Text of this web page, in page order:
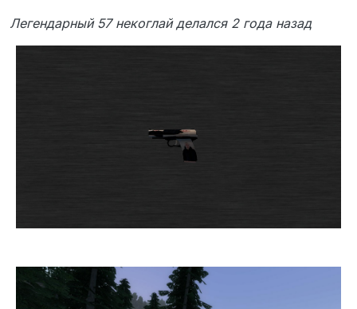
Легендарный 57 некоглай делался 2 года назад